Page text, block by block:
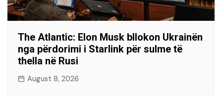
The Atlantic: Elon Musk bllokon Ukrainën
nga përdorimi i Starlink për sulme të
thella në Rusi
August 8, 2026